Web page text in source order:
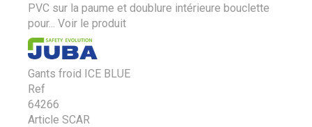
PVC sur la paume et doublure intérieure bouclette
pour...
Voir le produit
Gants froid ICE BLUE
Ref
64266
Article SCAR